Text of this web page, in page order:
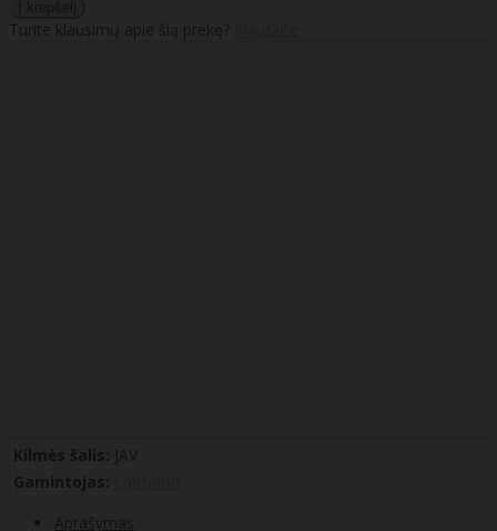
Turite klausimų apie šią prekę?
Kilmės šalis: JAV
Gamintojas:
Aprašymas